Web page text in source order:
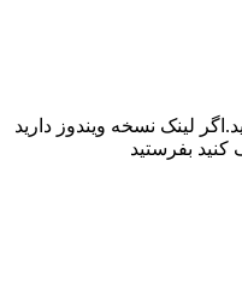
لینک نسخه ویندوز دارید
بفرستید